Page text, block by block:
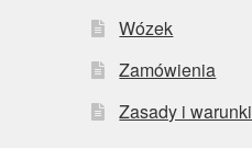
Wózek
Zamówienia
Zasady i warunki